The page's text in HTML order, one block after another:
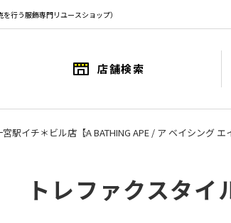
行う服飾専門リユースショップ）
店舗検索
宮駅イチ＊ビル店 【A BATHING APE / ア ベイシング
トレファクスタ